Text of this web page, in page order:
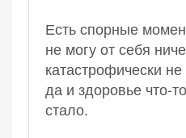
Есть спорные
не могу от себя
катастрофически
да и здоровье что-
стало.